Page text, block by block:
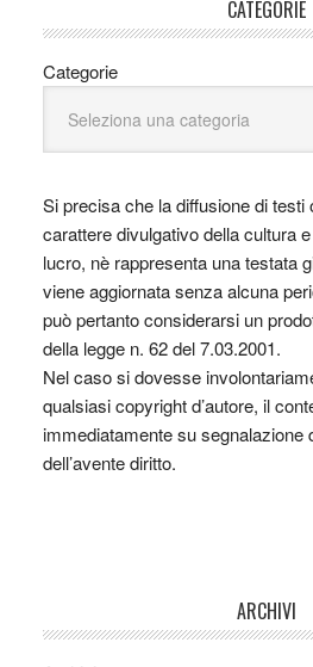
CATEGORIE
Categorie
Si precisa che la diffusione di testi
carattere divulgativo della cultura
lucro, nè rappresenta una testata
viene aggiornata senza alcuna
può pertanto considerarsi un
della legge n. 62 del 7.03.2001.
Nel caso si dovesse
qualsiasi copyright d’autore, il
immediatamente su segnalazione
dell’avente diritto.
ARCHIVI